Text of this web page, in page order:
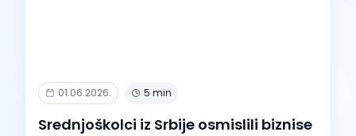
01.06.2026. 5 min
Srednjoškolci iz Srbije osmislili biznise